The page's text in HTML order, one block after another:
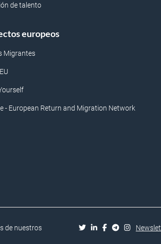
de talento
europeos
Migrantes
- European Return and Migration Network
de nuestros